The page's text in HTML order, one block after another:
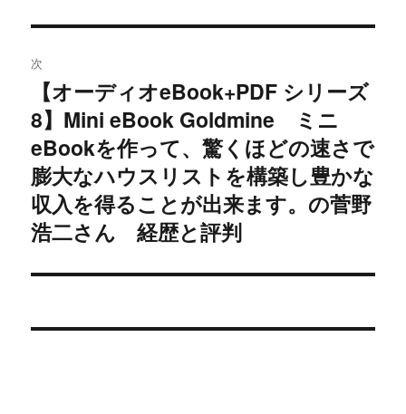
ン
次
の
投
稿:
【オーディオeBook+PDF シリーズ
8】Mini eBook Goldmine ミニ
eBookを作って、驚くほどの速さで
膨大なハウスリストを構築し豊かな
収入を得ることが出来ます。の菅野
浩二さん 経歴と評判